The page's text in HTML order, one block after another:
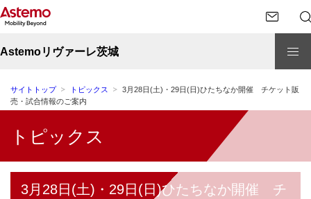
Astemoリヴァーレ茨城
サイトトップ トピックス
3月28日(土)・29日(日)ひたちなか開催 チケット販
売・試合情報のご案内
トピックス
3月28日(土)・29日(日)ひたちなか開催 チ